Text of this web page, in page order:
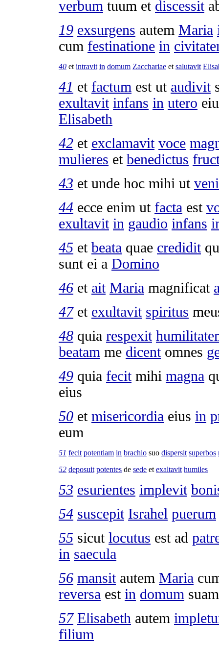
verbum tuum et discessit
19 exsurgens autem Maria
cum festinatione in
40 et intravit in domum Zacchariae et salutavit
41 et factum est ut audivit
exultavit infans in utero
Elisabeth
42 et exclamavit voce
mulieres et benedictus
43 et unde hoc mihi ut
44 ecce enim ut facta est
exultavit in gaudio infans
45 et beata quae credidit
sunt ei a Domino
46 et ait Maria magnificat
47et exultavit spiritus
48 quia respexit
beatam me dicentomnes
49 quia fecitmihi magna
eius
50 et misericordia eius in
eum
51 fecit potentiam in brachio suo dispersit superbos
52 deposuit potentes de sede et exaltavit humiles
53 esurientes implevit
54 suscepit Israhel puerum
55 sicut locutus est ad
in saecula
56 mansitautem Maria
reversa est in domum suam
57 Elisabeth autem
filium